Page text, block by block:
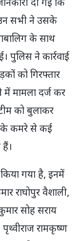
दी गई कि
सभी ने उसके
के साथ
पुलिस ने कार्रवाई
को गिरफ्तार
मामला दर्ज कर
को बुलाकर
के कमरे से कई
किया गया है, इनमें
राघोपुर वैशाली,
सोह सराय
रामकृष्ण